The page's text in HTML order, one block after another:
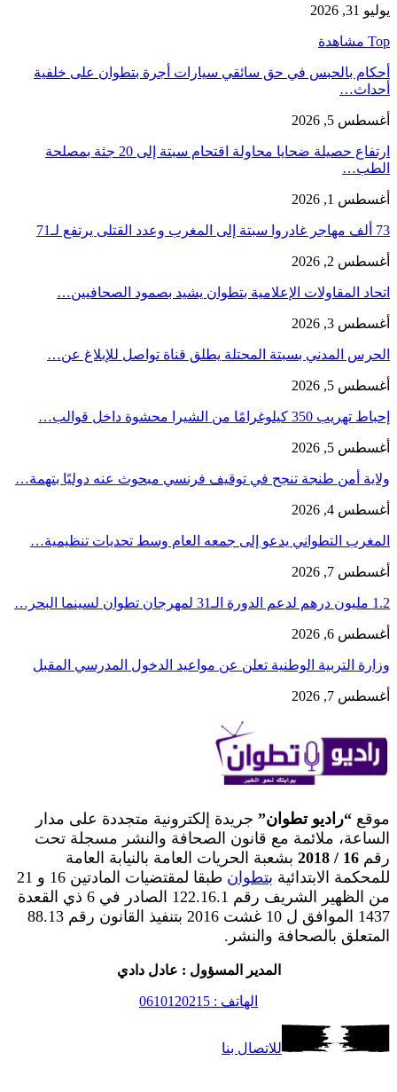
يوليو 31, 2026
Top مشاهدة
أحكام بالحبس في حق سائقي سيارات أجرة بتطوان على خلفية
أحداث…
أغسطس 5, 2026
ارتفاع حصيلة ضحايا محاولة اقتحام سبتة إلى 20 جثة بمصلحة
الطب…
أغسطس 1, 2026
73 ألف مهاجر غادروا سبتة إلى المغرب وعدد القتلى يرتفع لـ71
أغسطس 2, 2026
اتحاد المقاولات الإعلامية بتطوان يشيد بصمود الصحافيين…
أغسطس 3, 2026
الحرس المدني بسبتة المحتلة يطلق قناة تواصل للإبلاغ عن…
أغسطس 5, 2026
إحباط تهريب 350 كيلوغرامًا من الشيرا محشوة داخل قوالب…
أغسطس 5, 2026
ولاية أمن طنجة تنجح في توقيف فرنسي مبحوث عنه دوليًا بتهمة…
أغسطس 4, 2026
المغرب التطواني يدعو إلى جمعه العام وسط تحديات تنظيمية…
أغسطس 7, 2026
1.2 مليون درهم لدعم الدورة الـ31 لمهرجان تطوان لسينما البحر…
أغسطس 6, 2026
وزارة التربية الوطنية تعلن عن مواعيد الدخول المدرسي المقبل
أغسطس 7, 2026
موقع “راديو تطوان” جريدة إلكترونية متجددة على مدار
الساعة، ملائمة مع قانون الصحافة والنشر مسجلة تحت
رقم 16 / 2018
بشعبة الحريات العامة بالنيابة العامة
للمحكمة الابتدائية بتطوان
طبقا لمقتضيات المادتين 16 و 21
من الظهير الشريف رقم 122.16.1 الصادر في 6 ذي القعدة
1437 الموافق ل 10 غشت 2016 بتنفيذ القانون رقم 88.13
المتعلق بالصحافة والنشر.
المدير المسؤول : عادل دادي
الهاتف : 0610120215
للاتصال بنا